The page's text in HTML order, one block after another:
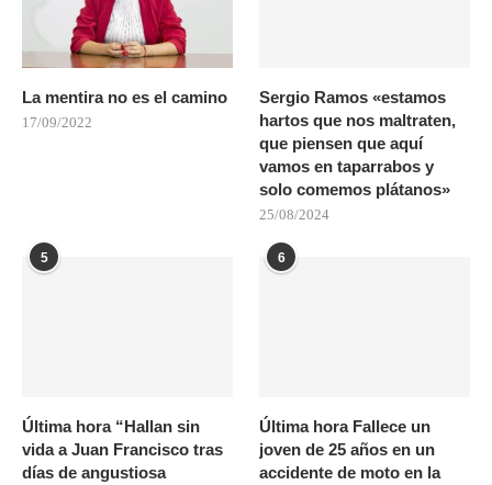
La mentira no es el camino
17/09/2022
Sergio Ramos «estamos
hartos que nos maltraten,
que piensen que aquí
vamos en taparrabos y
solo comemos plátanos»
25/08/2024
5
Última hora “Hallan sin
vida a Juan Francisco tras
días de angustiosa
6
Última hora Fallece un
joven de 25 años en un
accidente de moto en la